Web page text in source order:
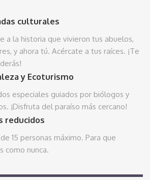
culturales
a la historia que vivieron tus abuelos,
y ahora tú. Acércate a tus raíces. ¡Te
y Ecoturismo
especiales guiados por biólogos y
¡Disfruta del paraíso más cercano!
reducidos
15 personas máximo. Para que
como nunca.